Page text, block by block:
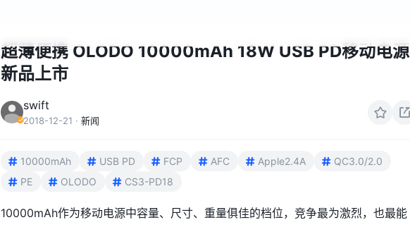
超薄便携 OLODO 10000mAh 18W USB PD移动电源
新品上市
swift
2018-12-21 · 新闻
10000mAh USB PD FCP AFC Apple2.4A
QC3.0/2.0
PE
OLODO CS3-PD18
10000mAh作为移动电源中容量、尺寸、重量俱佳的档位，竞争最为激烈，也最能